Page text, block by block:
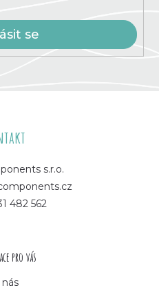
se
s.r.o.
482 562
pro vás
nás